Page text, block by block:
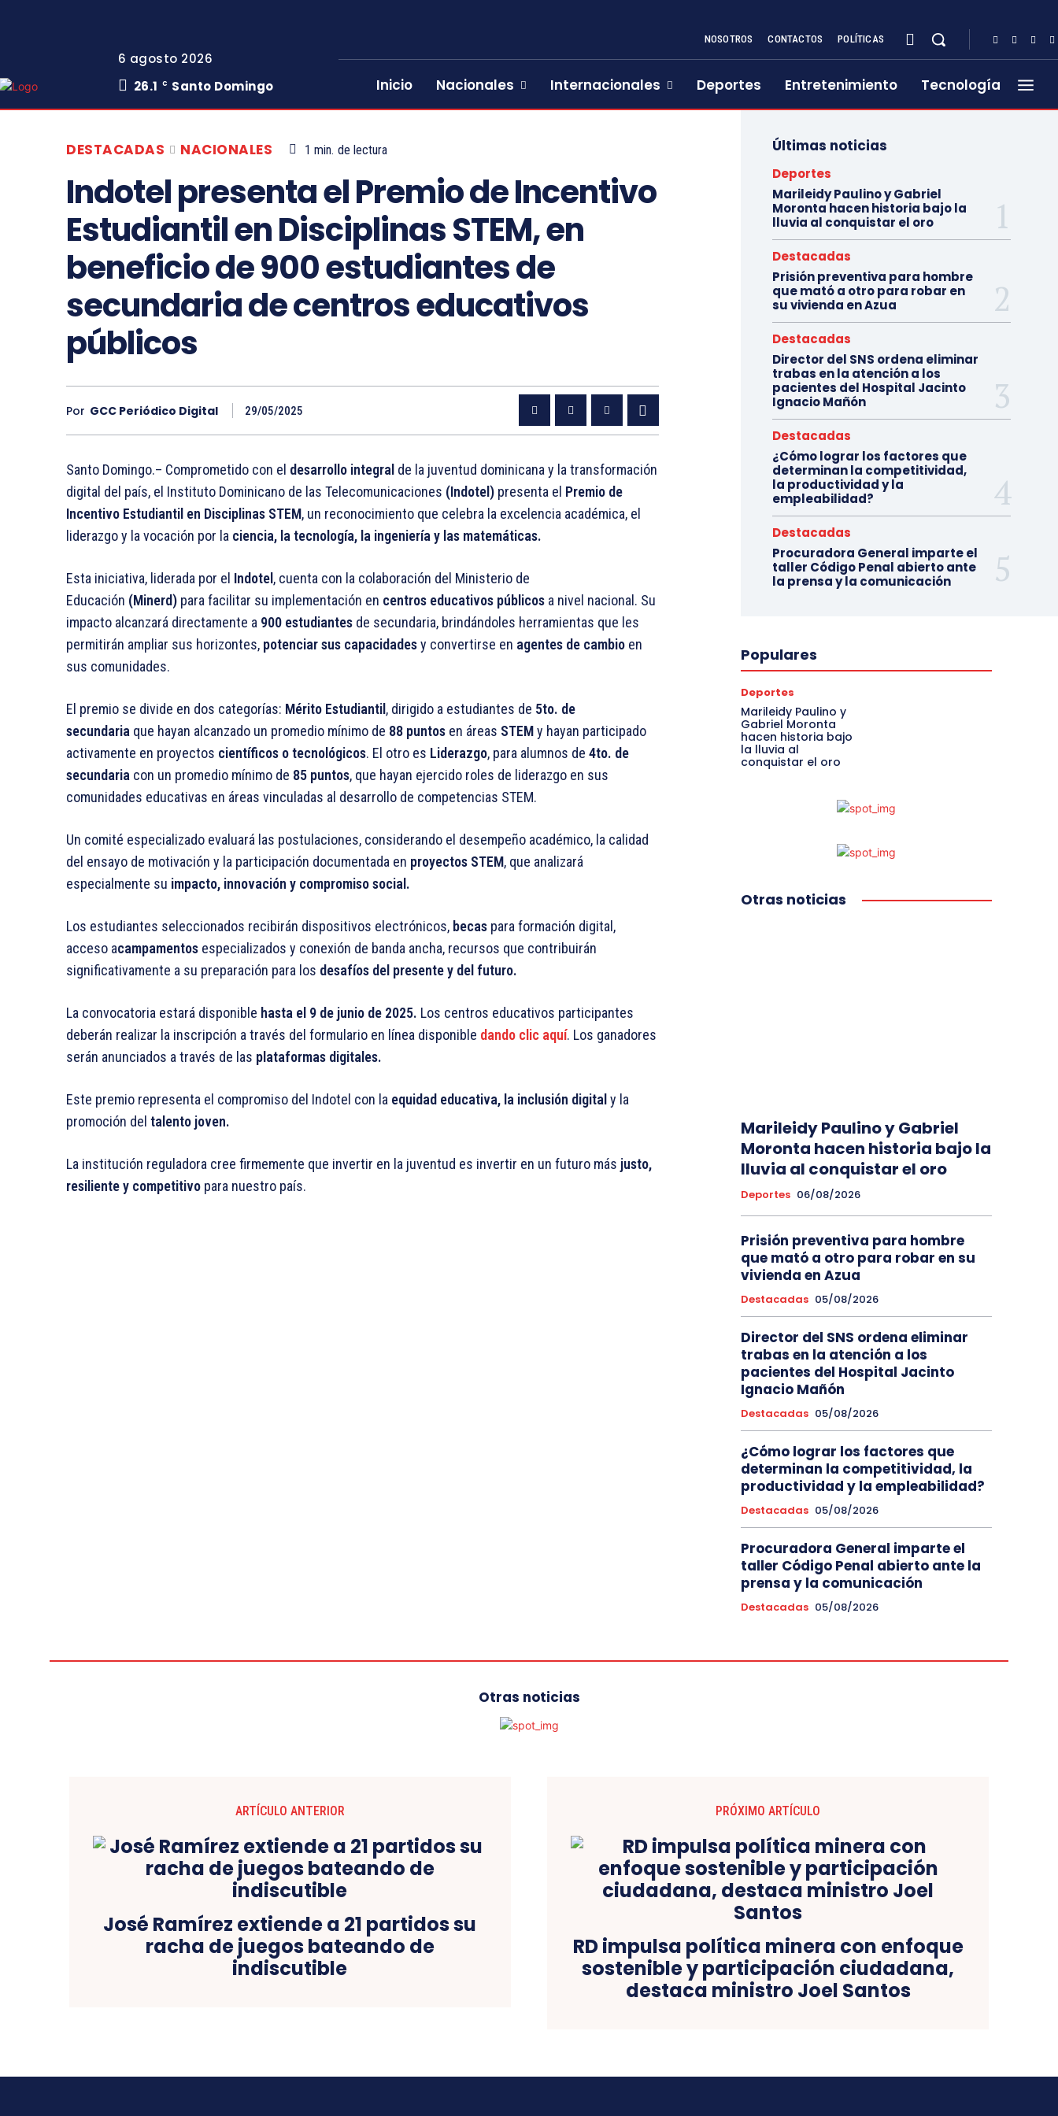
6 agosto 2026
26.1
C Santo Domingo
NOSOTROS CONTACTOS POLÍTICAS
Inicio Nacionales Internacionales Deportes Entretenimiento Tecnología
DESTACADAS NACIONALES 1 min. de lectura
Indotel presenta el Premio de Incentivo
Estudiantil en Disciplinas STEM, en
beneficio de 900 estudiantes de
secundaria de centros educativos
públicos
Por GCC Periódico Digital 29/05/2025
Santo Domingo.– Comprometido con el desarrollo integral de la juventud dominicana y la transformación
digital del país, el Instituto Dominicano de las Telecomunicaciones (Indotel) presenta el Premio de
Incentivo Estudiantil en Disciplinas STEM, un reconocimiento que celebra la excelencia académica, el
liderazgo y la vocación por la ciencia, la tecnología, la ingeniería y las matemáticas.
Esta iniciativa, liderada por el Indotel , cuenta con la colaboración del Ministerio de
Educación (Minerd) para facilitar su implementación en centros educativos públicos a nivel nacional. Su
impacto alcanzará directamente a 900 estudiantes de secundaria, brindándoles herramientas que les
permitirán ampliar sus horizontes, potenciar sus capacidadesy convertirse en agentes de cambio en
sus comunidades.
El premio se divide en dos categorías: Mérito Estudiantil , dirigido a estudiantes de 5to. de
secundaria que hayan alcanzado un promedio mínimo de 88 puntos en áreas STEMy hayan participado
activamente en proyectos científicos o tecnológicos. El otro es Liderazgo, para alumnos de 4to. de
secundaria con un promedio mínimo de 85 puntos, que hayan ejercido roles de liderazgo en sus
comunidades educativas en áreas vinculadas al desarrollo de competencias STEM.
Un comité especializado evaluará las postulaciones, considerando el desempeño académico, la calidad
del ensayo de motivación y la participación documentada en proyectos STEM, que analizará
especialmente su impacto, innovación y compromiso social.
Los estudiantes seleccionados recibirán dispositivos electrónicos, becas para formación digital,
acceso acampamentos especializados y conexión de banda ancha, recursos que contribuirán
significativamente a su preparación para los desafíos del presente y del futuro.
La convocatoria estará disponible hasta el 9 de junio de 2025. Los centros educativos participantes
deberán realizar la inscripción a través del formulario en línea disponible dando clic aquí. Los ganadores
serán anunciados a través de las plataformas digitales.
Este premio representa el compromiso del Indotel con la equidad educativa, la inclusión digital y la
promoción del talento joven.
La institución reguladora cree firmemente que invertir en la juventud es invertir en un futuro más justo,
resiliente y competitivo para nuestro país.
Últimas noticias
Deportes
Marileidy Paulino y Gabriel
Moronta hacen historia bajo la
lluvia al conquistar el oro
Destacadas
Prisión preventiva para hombre
que mató a otro para robar en
su vivienda en Azua
Destacadas
Director del SNS ordena eliminar
trabas en la atención a los
pacientes del Hospital Jacinto
Ignacio Mañón
Destacadas
¿Cómo lograr los factores que
determinan la competitividad,
la productividad y la
empleabilidad?
Destacadas
Procuradora General imparte el
taller Código Penal abierto ante
la prensa y la comunicación
Populares
Deportes
Marileidy Paulino y
Gabriel Moronta
hacen historia bajo
la lluvia al
conquistar el oro
Otras noticias
Marileidy Paulino y Gabriel
Moronta hacen historia bajo la
lluvia al conquistar el oro
Deportes 06/08/2026
Prisión preventiva para hombre
que mató a otro para robar en su
vivienda en Azua
Destacadas 05/08/2026
Director del SNS ordena eliminar
trabas en la atención a los
pacientes del Hospital Jacinto
Ignacio Mañón
Destacadas 05/08/2026
¿Cómo lograr los factores que
determinan la competitividad, la
productividad y la empleabilidad?
Destacadas 05/08/2026
Procuradora General imparte el
taller Código Penal abierto ante la
prensa y la comunicación
Destacadas 05/08/2026
Otras noticias
ARTÍCULO ANTERIOR
José Ramírez extiende a 21 partidos su
racha de juegos bateando de
indiscutible
PRÓXIMO ARTÍCULO
RD impulsa política minera con enfoque
sostenible y participación ciudadana,
destaca ministro Joel Santos